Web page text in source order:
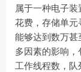
属于一种电子
花费，存储单元
能够达到数万甚
多因素的影响，
工作线程数，